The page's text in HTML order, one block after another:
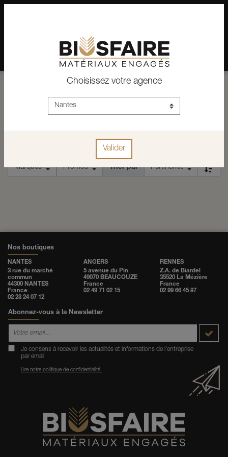
Depuis plus de 15 ans, conseil et vente de matériaux pour un
habitat pérenne.
Trier par
Nos boutiques
NANTES
3 rue du marché
commun
44300 NANTES
France
02 28 24 07 12
ANGERS
5 avenue du Pin
49070 BEAUCOUZE
France
02 49 71 02 15
RENNES
Z.A. de Biardel
35520 La Mézière
France
02 99 66 45 87
Abonnez-vous à la Newsletter
Je consens à recevoir les actualités et informations de l'entreprise
par email
Lire notre politique de confidentialité.
Choisissez votre agence
Valider